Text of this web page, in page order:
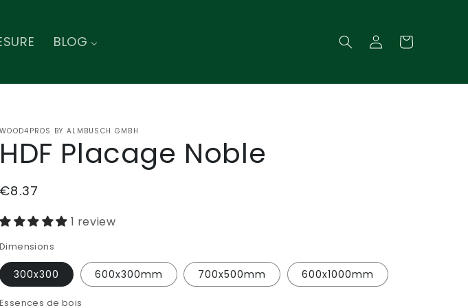
BLOG
in
Cart
WOOD4PROS BY ALMBUSCH GMBH
HDF Placage Noble
Regular
€8.37
1 review
Dimensions
300x300 600x300mm 700x500mm 600x1000mm
Essences de bois